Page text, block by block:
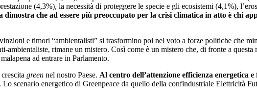
(4,3%), la necessità di proteggere le specie e gli ecosistemi (4,1%),
dimostra che ad essere più preoccupato per la crisi climatica in atto è chi
e timori “ambientalisti” si trasformino poi nel voto a forze politiche che
rimane un mistero. Così come è un mistero che, di fronte a questa
ad entrare in Parlamento.
green nel nostro Paese. Al centro dell’attenzione efficienza energetica
scenario energetico di Greenpeace da quello della confindustriale Elettricità